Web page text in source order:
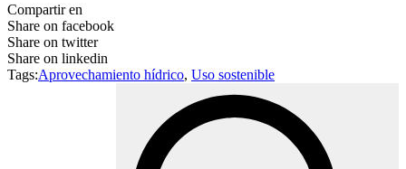
Compartir en
Share on facebook
Share on twitter
Share on linkedin
Tags:Aprovechamiento hídrico, Uso sostenible